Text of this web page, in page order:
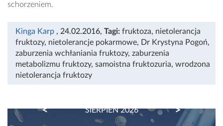
schorzeniem.
Kinga Karp , 24.02.2016, Tagi: fruktoza, nietolerancja
fruktozy, nietolerancje pokarmowe, Dr Krystyna Pogoń,
zaburzenia wchłaniania fruktozy, zaburzenia
metabolizmu fruktozy, samoistna fruktozuria, wrodzona
nietolerancja fruktozy
SIERPIEŃ 2026
PREVIOUS NEXT